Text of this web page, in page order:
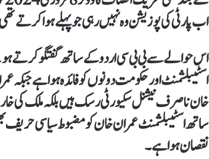
اب پارٹی کی پوزیشن وہ نہیں رہی جو پہلے ہوا کرتے
اس حوالے سے بی بی سی اردو کے ساتھ گفتگو کرتے ہوئے
اسٹیبلشمنٹ اور حکومت دونوں کو فائدہ ہوا ہے جبکہ
خان ناصرف نیشنل سکیورٹی رسک ہیں بلکہ ملک کی
ساتھ اسٹیبلشمنٹ عمران خان کو مضبوط سیاسی حریف
نقصان ہوا ہے۔